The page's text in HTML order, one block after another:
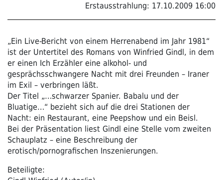
Erstausstrahlung: 17.10.2009 16:00
„Ein Live-Bericht von einem Herrenabend im Jahr 1981“
ist der Untertitel des Romans von Winfried Gindl, in dem
er einen Ich Erzähler eine alkohol- und
gesprächsschwangere Nacht mit drei Freunden – Iraner
im Exil – verbringen läßt.
Der Titel „…schwarzer Spanier. Babalu und der
Bluatige…“ bezieht sich auf die drei Stationen der
Nacht: ein Restaurant, eine Peepshow und ein Beisl.
Bei der Präsentation liest Gindl eine Stelle vom zweiten
Schauplatz – eine Beschreibung der
erotisch/pornografischen Inszenierungen.
Beteiligte: